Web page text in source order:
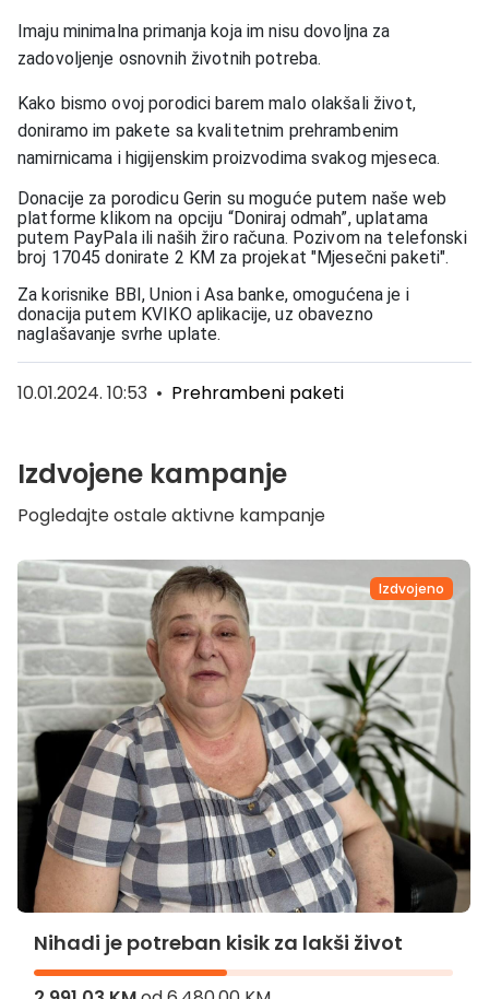
Imaju minimalna primanja koja im nisu dovoljna za
zadovoljenje osnovnih životnih potreba.
Kako bismo ovoj porodici barem malo olakšali život,
doniramo im pakete sa kvalitetnim prehrambenim
namirnicama i higijenskim proizvodima svakog mjeseca.
Donacije za porodicu Gerin su moguće putem naše web
platforme klikom na opciju “Doniraj odmah”, uplatama
putem PayPala ili naših žiro računa. Pozivom na telefonski
broj 17045 donirate 2 KM za projekat "Mjesečni paketi".
Za korisnike BBI, Union i Asa banke, omogućena je i
donacija putem KVIKO aplikacije, uz obavezno
naglašavanje svrhe uplate.
10.01.2024. 10:53 • Prehrambeni paketi
Izdvojene kampanje
Pogledajte ostale aktivne kampanje
Izdvojeno
Nihadi je potreban kisik za lakši život